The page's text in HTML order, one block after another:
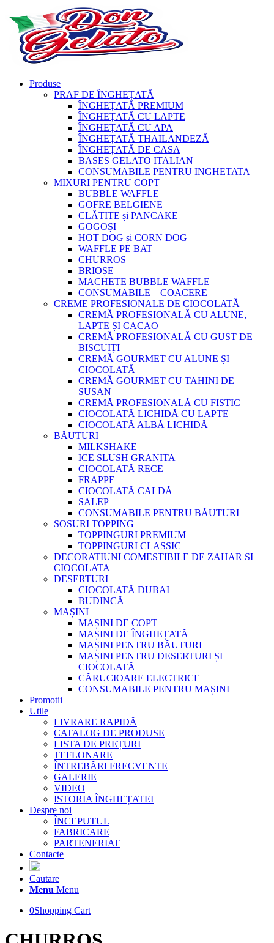
Produse
PRAF DE ÎNGHEȚATĂ
ÎNGHEȚATĂ PREMIUM
ÎNGHEȚATĂ CU LAPTE
ÎNGHEȚATĂ CU APA
ÎNGHEȚATĂ THAILANDEZĂ
ÎNGHEȚATĂ DE CASA
BASES GELATO ITALIAN
CONSUMABILE PENTRU INGHETATA
MIXURI PENTRU COPT
BUBBLE WAFFLE
GOFRE BELGIENE
CLĂTITE și PANCAKE
GOGOȘI
HOT DOG și CORN DOG
WAFFLE PE BAT
CHURROS
BRIOȘE
MACHETE BUBBLE WAFFLE
CONSUMABILE – COACERE
CREME PROFESIONALE DE CIOCOLATĂ
CREMĂ PROFESIONALĂ CU ALUNE,
LAPTE ȘI CACAO
CREMĂ PROFESIONALĂ CU GUST DE
BISCUIȚI
CREMĂ GOURMET CU ALUNE ȘI
CIOCOLATĂ
CREMĂ GOURMET CU TAHINI DE
SUSAN
CREMĂ PROFESIONALĂ CU FISTIC
CIOCOLATĂ LICHIDĂ CU LAPTE
CIOCOLATĂ ALBĂ LICHIDĂ
BĂUTURI
MILKSHAKE
ICE SLUSH GRANITA
CIOCOLATĂ RECE
FRAPPE
CIOCOLATĂ CALDĂ
SALEP
CONSUMABILE PENTRU BĂUTURI
SOSURI TOPPING
TOPPINGURI PREMIUM
TOPPINGURI CLASSIC
DECORATIUNI COMESTIBILE DE ZAHAR SI
CIOCOLATA
DESERTURI
CIOCOLATĂ DUBAI
BUDINCĂ
MAȘINI
MAȘINI DE COPT
MAȘINI DE ÎNGHEȚATĂ
MAȘINI PENTRU BĂUTURI
MAȘINI PENTRU DESERTURI ȘI
CIOCOLATĂ
CĂRUCIOARE ELECTRICE
CONSUMABILE PENTRU MAȘINI
Promotii
Utile
LIVRARE RAPIDĂ
CATALOG DE PRODUSE
LISTA DE PREȚURI
TEFLONARE
ÎNTREBĂRI FRECVENTE
GALERIE
VIDEO
ISTORIA ÎNGHEȚATEI
Despre noi
ÎNCEPUTUL
FABRICARE
PARTENERIAT
Contacte
Cautare
Menu Menu
0Shopping Cart